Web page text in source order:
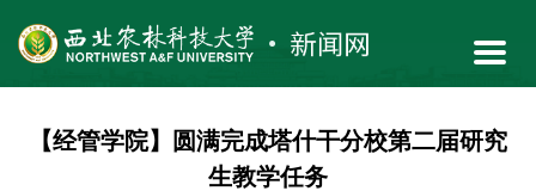
【经管学院】圆满完成塔什干分校第二届研究
生教学任务